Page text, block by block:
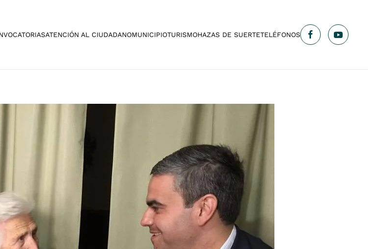
ATENCIÓN AL CIUDADANOMUNICIPIOTURISMOHAZAS DE SUERTETELÉFONOS